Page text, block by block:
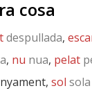
cosa
despullada,
, nu nua, pelat
sol sola